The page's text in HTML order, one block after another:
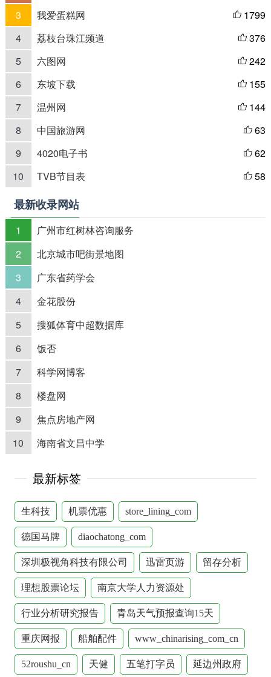
3
我爱蛋糕网  1799
4
荔枝台珠江频道  376
5
六图网  242
6
东坡下载  155
7
温州网  144
8
中国旅游网  63
9
4020电子书  62
10
TVB节目表  58
最新收录网站
1
广州市红树林咨询服务
2
北京城市吧街景地图
3
广东省药学会
4
金花股份
5
搜狐体育中超数据库
6
饭否
7
科学网博客
8
楼盘网
9
焦点房地产网
10
海南省文昌中学
最新标签
生科技 机票优惠 store_lining_com
德国马牌 diaochatong_com
深圳极视角科技有限公司 迅雷页游 留存分析
理想股票论坛 南京大学人力资源处
行业分析研究报告 青岛天气预报查询15天
重庆网报 船舶配件 www_chinarising_com_cn
52roushu_cn 天健 五笔打字员 延边州政府